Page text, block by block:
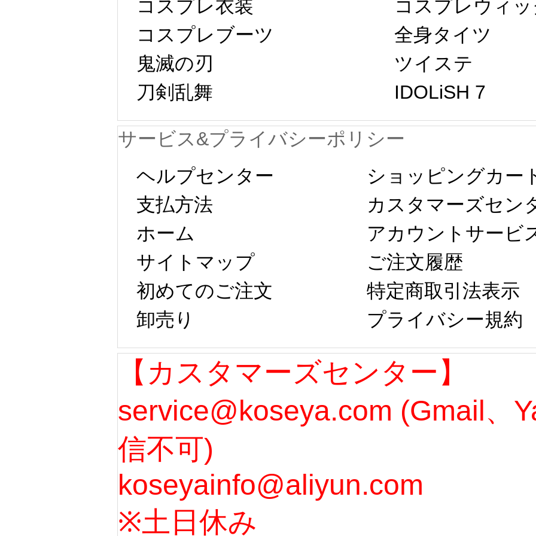
コスプレ衣装
コスプレウィ
コスプレブーツ
全身タイツ
鬼滅の刃
ツイステ
刀剣乱舞
IDOLiSH 7
サービス&プライバシーポリシー
ヘルプセンター
ショッピングカー
支払方法
カスタマーズセン
ホーム
アカウントサービ
サイトマップ
ご注文履歴
初めてのご注文
特定商取引法表示
卸売り
プライバシー規約
【カスタマーズセンター】
service@koseya.com (Gmail、
信不可)
koseyainfo@aliyun.com
※土日休み